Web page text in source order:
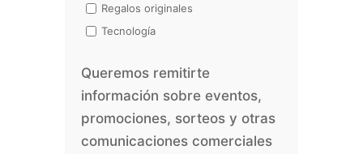
Regalos originales
Tecnología
Queremos remitirte
información sobre eventos,
promociones, sorteos y otras
comunicaciones comerciales